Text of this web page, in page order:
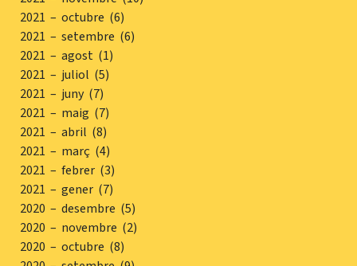
2021 – octubre (6)
2021 – setembre (6)
2021 – agost (1)
2021 – juliol (5)
2021 – juny (7)
2021 – maig (7)
2021 – abril (8)
2021 – març (4)
2021 – febrer (3)
2021 – gener (7)
2020 – desembre (5)
2020 – novembre (2)
2020 – octubre (8)